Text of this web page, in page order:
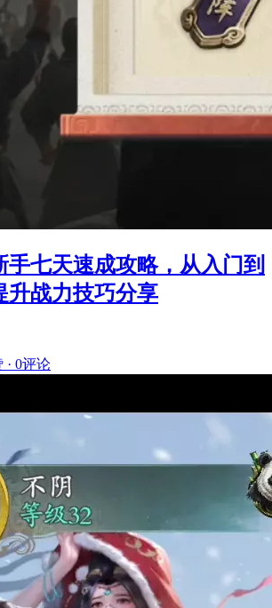
手七天速成攻略，从入门到
升战力技巧分享
· 0评论